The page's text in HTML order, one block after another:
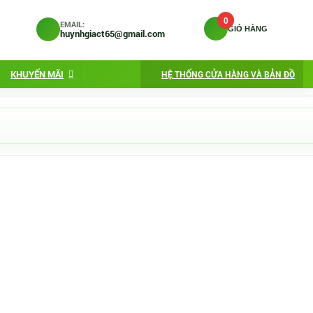
EMAIL:
huynhgiact65@gmail.com
0
GIỎ HÀNG
KHUYẾN MÃI HỆ THỐNG CỬA HÀNG VÀ BẢN ĐỒ